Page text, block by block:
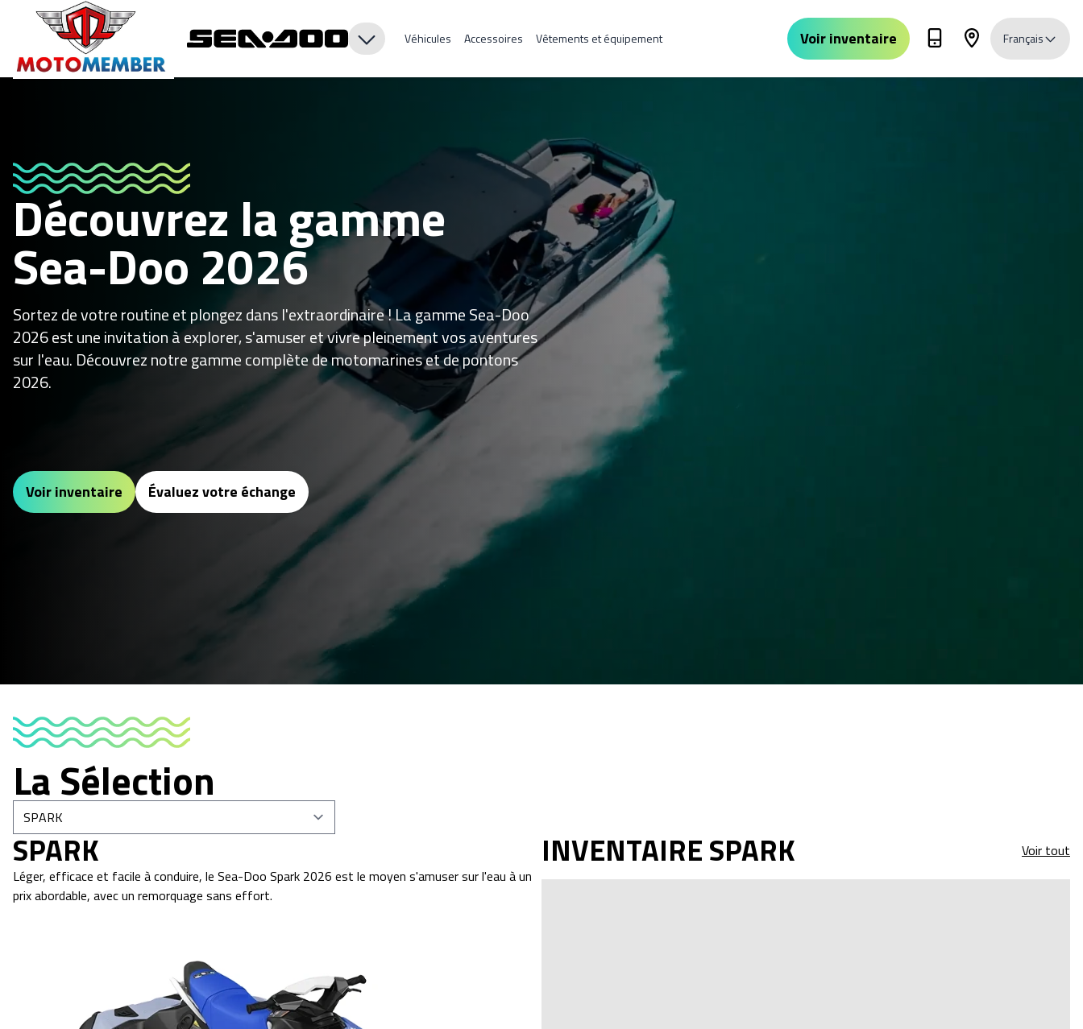
Véhicules Accessoires Vêtements et équipement Voir inventaire Français
Découvrez la gamme
Sea-Doo 2026
Sortez de votre routine et plongez dans l'extraordinaire ! La gamme Sea-Doo
2026 est une invitation à explorer, s'amuser et vivre pleinement vos aventures
sur l'eau. Découvrez notre gamme complète de motomarines et de pontons
2026.
Voir inventaire Évaluez votre échange
La Sélection
SPARK
Léger, efficace et facile à conduire, le Sea-Doo Spark 2026 est le moyen s'amuser sur l'eau à un
prix abordable, avec un remorquage sans effort.
INVENTAIRE SPARK Voir tout